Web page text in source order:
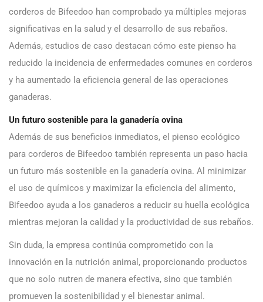
corderos de Bifeedoo han comprobado ya múltiples mejoras
significativas en la salud y el desarrollo de sus rebaños.
Además, estudios de caso destacan cómo este pienso ha
reducido la incidencia de enfermedades comunes en corderos
y ha aumentado la eficiencia general de las operaciones
ganaderas.
Un futuro sostenible para la ganadería ovina
Además de sus beneficios inmediatos, el pienso ecológico
para corderos de Bifeedoo también representa un paso hacia
un futuro más sostenible en la ganadería ovina. Al minimizar
el uso de químicos y maximizar la eficiencia del alimento,
Bifeedoo ayuda a los ganaderos a reducir su huella ecológica
mientras mejoran la calidad y la productividad de sus rebaños.
Sin duda, la empresa continúa comprometido con la
innovación en la nutrición animal, proporcionando productos
que no solo nutren de manera efectiva, sino que también
promueven la sostenibilidad y el bienestar animal.